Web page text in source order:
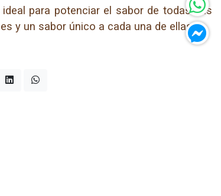
para potenciar el sabor de todas sus
y un sabor único a cada una de ellas.